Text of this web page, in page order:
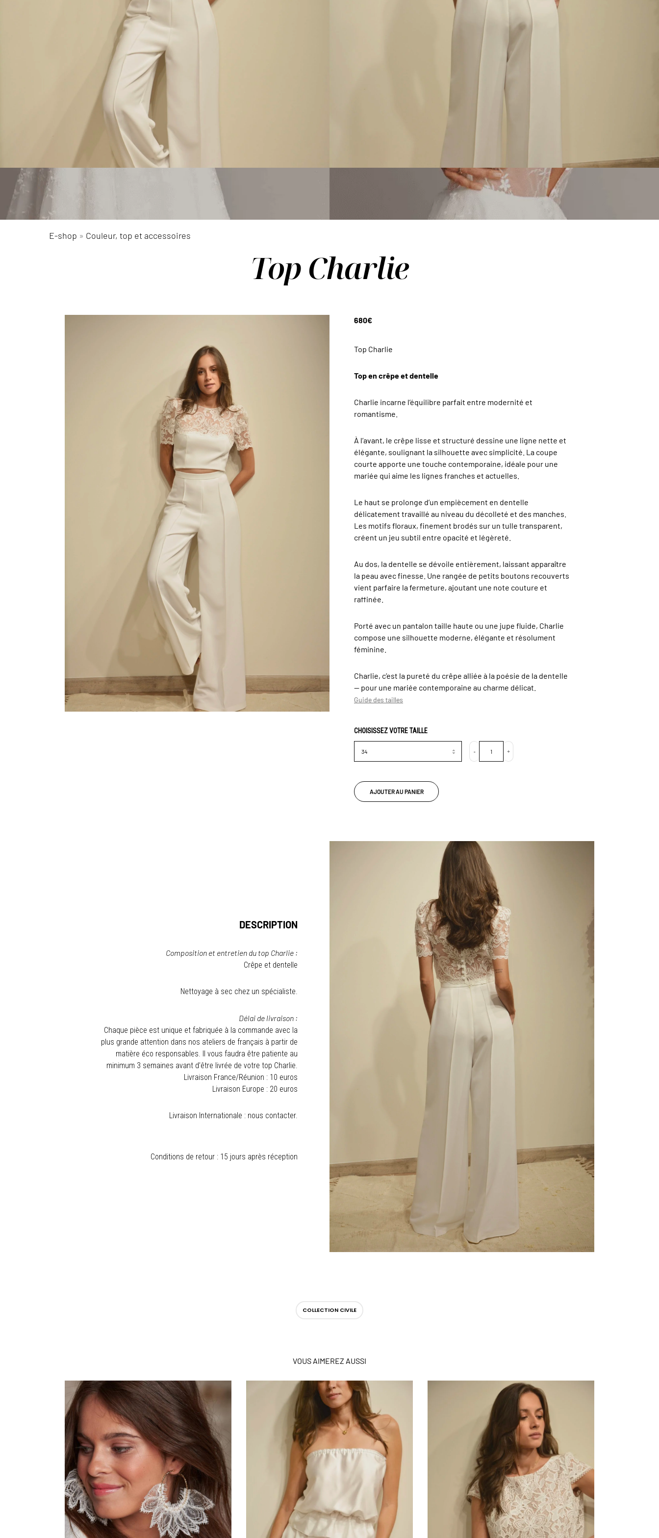
E-shop » Couleur, top et accessoires
Top Charlie
680€
Top Charlie
Top en crêpe et dentelle
Charlie incarne l’équilibre parfait entre modernité et
romantisme.
À l’avant, le crêpe lisse et structuré dessine une ligne nette et
élégante, soulignant la silhouette avec simplicité. La coupe
courte apporte une touche contemporaine, idéale pour une
mariée qui aime les lignes franches et actuelles.
Le haut se prolonge d’un empiècement en dentelle
délicatement travaillé au niveau du décolleté et des manches.
Les motifs floraux, finement brodés sur un tulle transparent,
créent un jeu subtil entre opacité et légèreté.
Au dos, la dentelle se dévoile entièrement, laissant apparaître
la peau avec finesse. Une rangée de petits boutons recouverts
vient parfaire la fermeture, ajoutant une note couture et
raffinée.
Porté avec un pantalon taille haute ou une jupe fluide, Charlie
compose une silhouette moderne, élégante et résolument
féminine.
Charlie, c’est la pureté du crêpe alliée à la poésie de la dentelle
— pour une mariée contemporaine au charme délicat.
Guide des tailles
CHOISISSEZ VOTRE TAILLE
- +
AJOUTER AU PANIER
DESCRIPTION
Composition et entretien du top Charlie :
Crêpe et dentelle
Nettoyage à sec chez un spécialiste.
Délai de livraison :
Chaque pièce est unique et fabriquée à la commande avec la
plus grande attention dans nos ateliers de français à partir de
matière éco responsables. Il vous faudra être patiente au
minimum 3 semaines avant d’être livrée de votre top Charlie.
Livraison France/Réunion : 10 euros
Livraison Europe : 20 euros
Livraison Internationale : nous contacter.
Conditions de retour : 15 jours après réception
COLLECTION CIVILE
VOUS AIMEREZ AUSSI